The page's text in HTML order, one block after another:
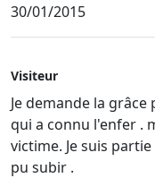
30/01/2015
Visiteur
Je demande la
qui a connu l'enfer .
victime. Je suis
pu subir .